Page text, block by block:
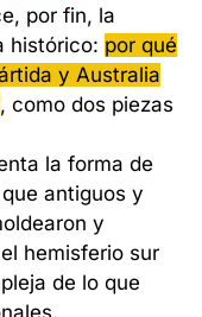
por fin, la
histórico: por qué
y Australia
, como dos piezas
la forma de
antiguos y
y
hemisferio sur
de lo que